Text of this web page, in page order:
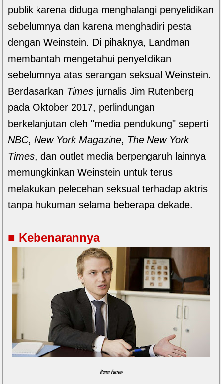
publik karena diduga menghalangi penyelidikan
sebelumnya dan karena menghadiri pesta
dengan Weinstein. Di pihaknya, Landman
membantah mengetahui penyelidikan
sebelumnya atas serangan seksual Weinstein.
Berdasarkan Times jurnalis Jim Rutenberg
pada Oktober 2017, perlindungan
berkelanjutan oleh "media pendukung" seperti
NBC, New York Magazine, The New York
Times, dan outlet media berpengaruh lainnya
memungkinkan Weinstein untuk terus
melakukan pelecehan seksual terhadap aktris
tanpa hukuman selama beberapa dekade.
■ Kebenarannya
Ronan Farrow